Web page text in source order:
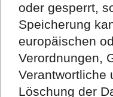
oder gesperrt,
Speicherung
europäischen
Verordnungen,
Verantwortliche
Löschung der